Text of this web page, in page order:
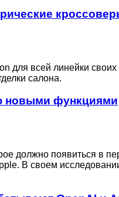
всей линейки
салона.
новыми функциями
должно появиться
В своем